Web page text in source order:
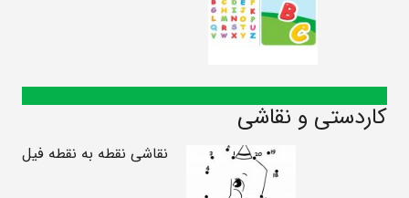
کاردستی و نقاشی
نقاشی نقطه به نقطه فیل